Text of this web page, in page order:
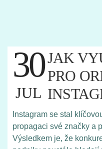
30
JUL
JAK
PRO
Instagram se stal
propagaci své značky a
Výsledkem je, že